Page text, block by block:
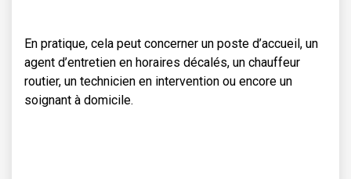
En pratique, cela peut concerner un poste d’accueil, un
agent d’entretien en horaires décalés, un chauffeur
routier, un technicien en intervention ou encore un
soignant à domicile.